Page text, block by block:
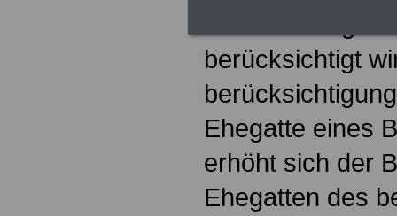
berücksichtigt
Ehegatte eines
erhöht sich der
Ehegatten des